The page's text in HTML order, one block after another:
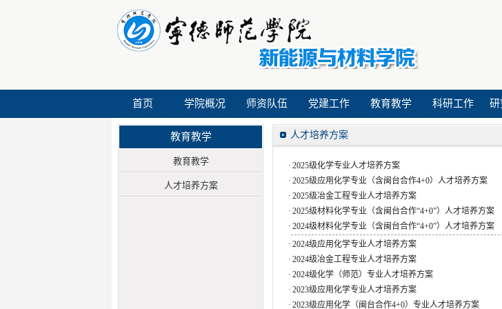
首页 学院概况 师资队伍 党建工作 教育教学 科研工作 研
教育教学
教育教学
人才培养方案
人才培养方案
· 2025级化学专业人才培养方案
· 2025级应用化学专业（含闽台合作4+0）人才培养方案
· 2025级冶金工程专业人才培养方案
· 2025级材料化学专业（含闽台合作“4+0”）人才培养方案
· 2024级材料化学专业（含闽台合作“4+0”）人才培养方案
· 2024级应用化学专业人才培养方案
· 2024级冶金工程专业人才培养方案
· 2024级化学（师范）专业人才培养方案
· 2023级应用化学专业人才培养方案
· 2023级应用化学（闽台合作4+0）专业人才培养方案